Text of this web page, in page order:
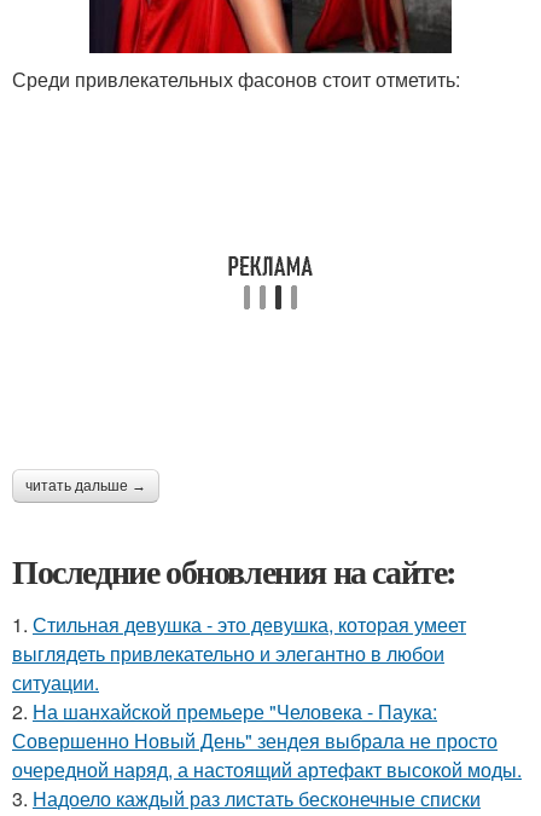
Среди привлекательных фасонов стоит отметить:
читать дальше →
Последние обновления на сайте:
1. Стильная девушка - это девушка, которая умеет
выглядеть привлекательно и элегантно в любои
ситуации.
2. На шанхайской премьере "Человека - Паука:
Совершенно Новый День" зендея выбрала не просто
очередной наряд, а настоящий артефакт высокой моды.
3. Надоело каждый раз листать бесконечные списки